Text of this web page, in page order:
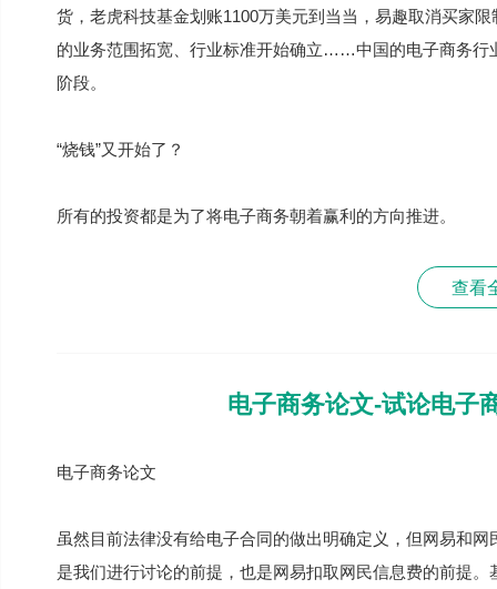
货，老虎科技基金划账1100万美元到当当，易趣取消买家
的业务范围拓宽、行业标准开始确立……中国的电子商务行
阶段。
“烧钱”又开始了？
所有的投资都是为了将电子商务朝着赢利的方向推进。
查看
电子商务论文-试论电子
电子商务论文
虽然目前法律没有给电子合同的做出明确定义，但网易和
是我们进行讨论的前提，也是网易扣取网民信息费的前提